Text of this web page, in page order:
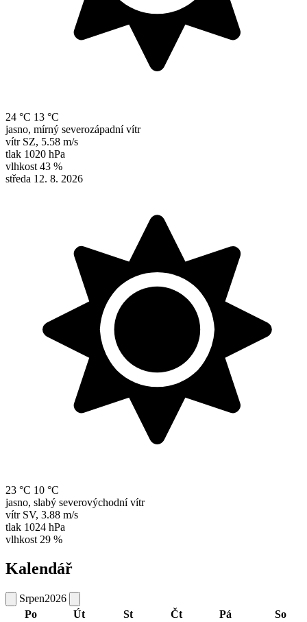
24 °C 13 °C
jasno, mírný severozápadní vítr
vítr SZ, 5.58 m/s
tlak 1020 hPa
vlhkost 43 %
středa 12. 8. 2026
23 °C 10 °C
jasno, slabý severovýchodní vítr
vítr SV, 3.88 m/s
tlak 1024 hPa
vlhkost 29 %
Kalendář
Srpen2026
Po
Út St Čt Pá So